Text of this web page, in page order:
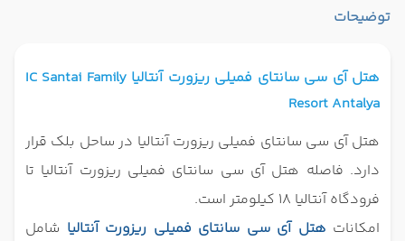
توضیحات
هتل آی سی سانتای فمیلی ریزورت آنتالیاIC Santai Family
Resort Antalya
هتل آی سی سانتای فمیلی ریزورت آنتالیا در ساحل بلک قرار
دارد. فاصله هتل آی سی سانتای فمیلی ریزورت آنتالیا تا
فرودگاه آنتالیا 18 کیلومتر است.
امکانات هتل آی سی سانتای فمیلی ریزورت آنتالیا شامل